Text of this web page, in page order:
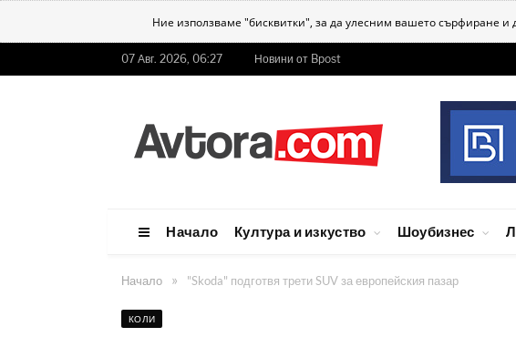
Ние използваме "бисквитки", за да улесним вашето сърфиране и
07 Авг. 2026, 06:27 Новини от Bpost
Начало Култура и изкуство Шоубизнес
Начало » "Skoda" подготвя трети SUV за европейския пазар
КОЛИ